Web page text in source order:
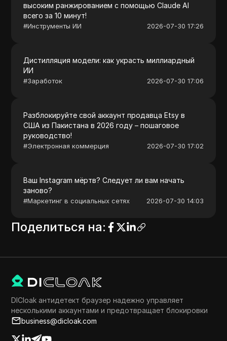
высоким ранжированием с помощью Claude AI
всего за 10 минут!
#Инструменты ИИ 2026-07-30 17:26
Дистилляция модели: как украсть миллиардный
ИИ
#Заработок 2026-07-30 17:06
Разблокируйте свой аккаунт продавца Etsy в
США из Пакистана в 2026 году – пошаговое
руководство!
#Электронная коммерция 2026-07-30 17:02
Ваш Instagram мёртв? Следует ли вам начать
заново?
#Маркетинг в социальных сетях 2026-07-30 14:03
Поделиться на:
DICloak антидетект браузер надежно управляет
несколькими аккаунтами и предотвращает блокировки
business@dicloak.com